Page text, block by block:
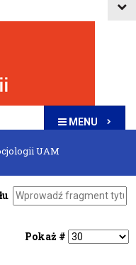
MENU
UAM
Pokaż #